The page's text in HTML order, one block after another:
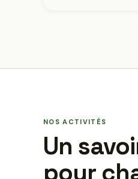
NOS ACTIVITÉS
Un
pour